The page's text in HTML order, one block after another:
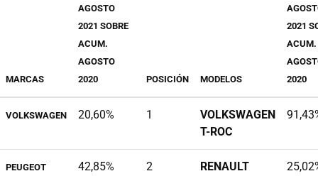
MARCAS
AGOSTO
2021 SOBRE
ACUM.
AGOSTO
2020
POSICIÓN MODELOS
2021
ACUM.
2020
VOLKSWAGEN 20,60% 1
VOLKSWAGEN
T-ROC
PEUGEOT 42,85% 2
RENAULT